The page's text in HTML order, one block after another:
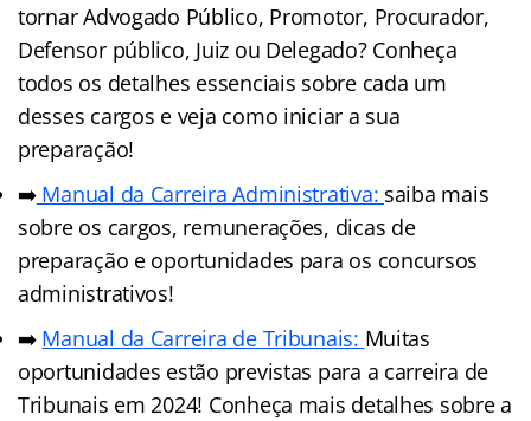
tornar Advogado Público, Promotor, Procurador,
Defensor público, Juiz ou Delegado? Conheça
todos os detalhes essenciais sobre cada um
desses cargos e veja como iniciar a sua
preparação!
➡️Manual da Carreira Administrativa: saiba mais
sobre os cargos, remunerações, dicas de
preparação e oportunidades para os concursos
administrativos!
➡️ Manual da Carreira de Tribunais: Muitas
oportunidades estão previstas para a carreira de
Tribunais em 2024! Conheça mais detalhes sobre a